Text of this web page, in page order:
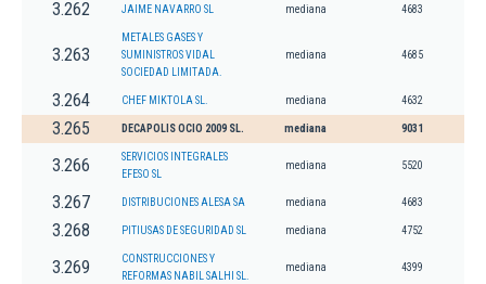
3.262 JAIME NAVARRO SL mediana 4683
3.263
METALES GASES Y
SUMINISTROS VIDAL
SOCIEDAD LIMITADA.
mediana 4685
3.264 CHEF MIKTOLA SL. mediana 4632
3.265 DECAPOLIS OCIO 2009 SL. mediana 9031
3.266
SERVICIOS INTEGRALES
EFESO SL
mediana 5520
3.267 DISTRIBUCIONES ALESA SA mediana 4683
3.268 PITIUSAS DE SEGURIDAD SL mediana 4752
3.269
CONSTRUCCIONES Y
REFORMAS NABIL SALHI SL.
mediana 4399